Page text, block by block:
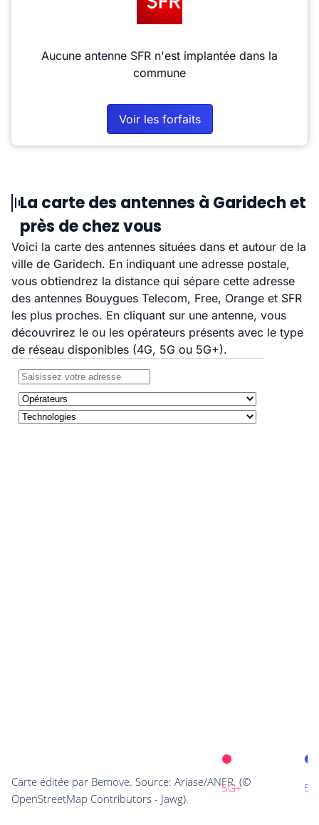
Aucune antenne SFR n'est implantée dans la
commune
Voir les forfaits
La carte des antennes à Garidech et
près de chez vous
Voici la carte des antennes situées dans et autour de la
ville de Garidech. En indiquant une adresse postale,
vous obtiendrez la distance qui sépare cette adresse
des antennes Bouygues Telecom, Free, Orange et SFR
les plus proches. En cliquant sur une antenne, vous
découvrirez le ou les opérateurs présents avec le type
de réseau disponibles (4G, 5G ou 5G+).